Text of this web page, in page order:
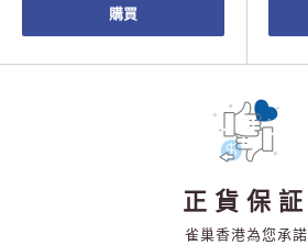
購買
正貨保証
雀巢香港為您承諾